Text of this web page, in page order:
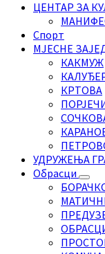
ЦЕНТАР ЗА
Спорт
МЈЕСНЕ
КАКМУЖ
КРТОВА
УДРУЖЕЊА
Обрасци